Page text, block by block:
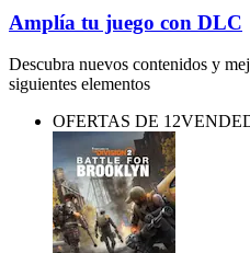
Amplía tu juego con DLC
Descubra nuevos contenidos y
siguientes elementos
OFERTAS DE